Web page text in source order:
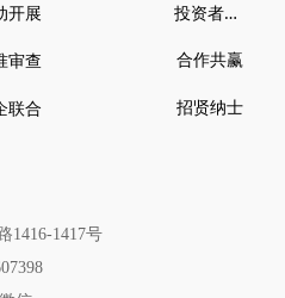
开展
审查
联合
投
资者关系
合作共赢
招贤纳士
1416-1417号